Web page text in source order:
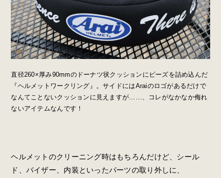
直径260×厚み90mmのドーナツ状クッションにビーズを詰め込んだ
『ヘルメットワークリング』。サイドにはAraiのロゴがあるだけで
なんてことないクッションに見えますが……、コレがなかなか侮れ
ないアイテムなんです！
ヘルメットのクリーニング時はもちろんだけど、シール
ド、バイザー、内装といったパーツの取り外しに、